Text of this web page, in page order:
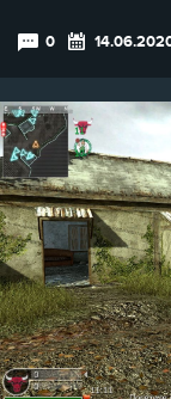
0